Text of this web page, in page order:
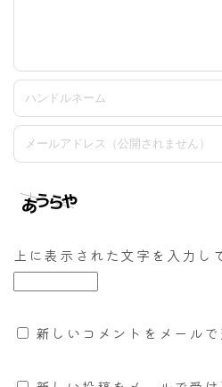
上に表示された文字を入力し
新しいコメントをメールで